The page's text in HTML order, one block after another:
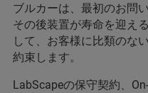
ブルカーは、最初のお問
その後装置が寿命を迎え
して、お客様に比類のな
約束します。
LabScapeの保守契約、